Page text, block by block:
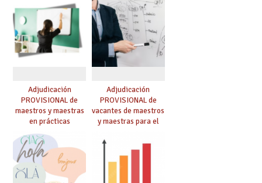
Adjudicación
PROVISIONAL de
maestros y maestras
en prácticas
Adjudicación
PROVISIONAL de
vacantes de maestros
y maestras para el